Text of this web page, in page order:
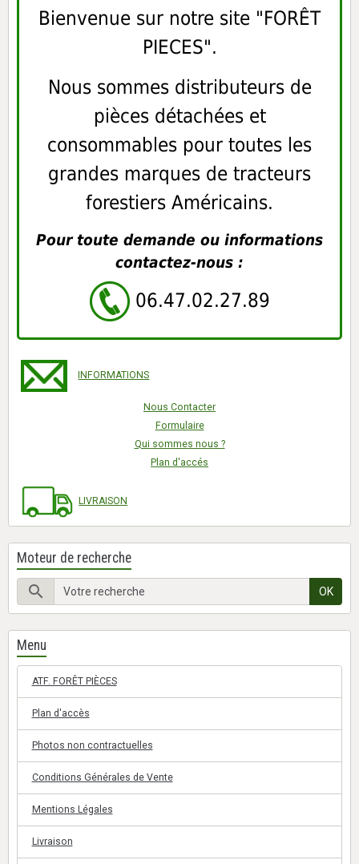
Bienvenue sur notre site "FORÊT
PIECES".
Nous sommes distributeurs de
pièces détachées et
consommables pour toutes les
grandes marques de tracteurs
forestiers Américains.
Pour toute demande ou informations
contactez-nous :
06.47.02.27.89
INFORMATIONS
Nous Contacter
Formulaire
Qui sommes nous ?
Plan d'accés
LIVRAISON
Moteur de recherche
OK
Menu
ATF. FORÊT PIÈCES
Plan d'accès
Photos non contractuelles
Conditions Générales de Vente
Mentions Légales
Livraison